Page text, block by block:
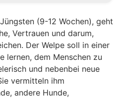
(9-12 Wochen), geht
Vertrauen und darum,
Der Welpe soll in einer
lernen, dem Menschen zu
und nebenbei neue
vermitteln ihm
andere Hunde,